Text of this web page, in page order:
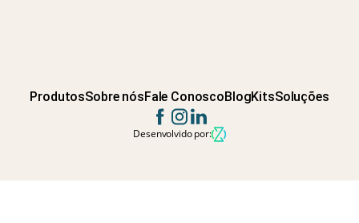
ProdutosSobre nósFale ConoscoBlogKitsSoluções
Desenvolvido por: